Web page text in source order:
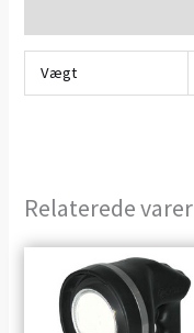
Vægt
Relaterede varer